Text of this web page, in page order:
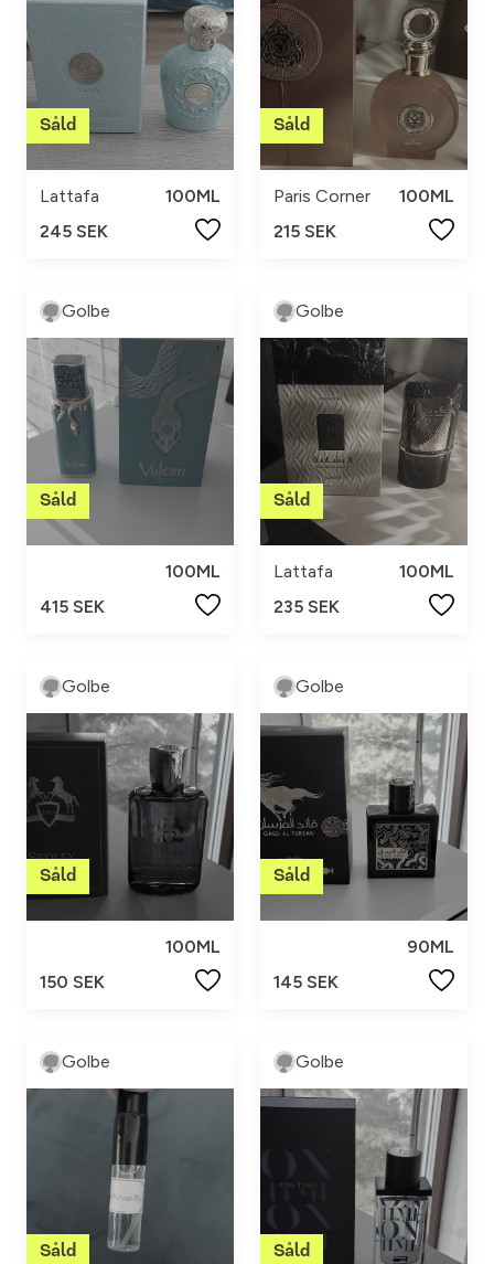
Lattafa
100ML
245 SEK
Paris Corner
100ML
215 SEK
Golbe
100ML
415 SEK
Golbe
Lattafa
100ML
235 SEK
Golbe
100ML
150 SEK
Golbe
90ML
145 SEK
Golbe Golbe